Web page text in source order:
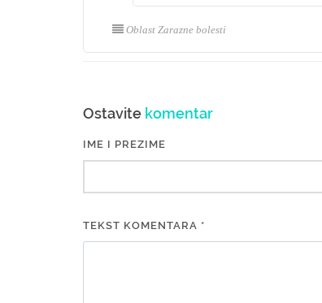
Oblast Zarazne bolesti
Ostavite komentar
IME I PREZIME
TEKST KOMENTARA *